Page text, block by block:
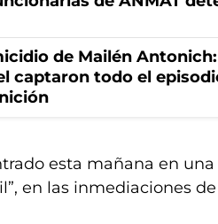
de Mailén
captaron todo el
esta mañana en
en las inmediaciones